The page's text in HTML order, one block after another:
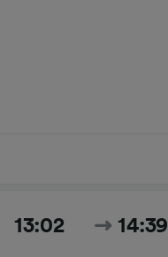
13:02 14:39